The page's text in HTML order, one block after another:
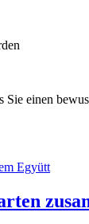
einen